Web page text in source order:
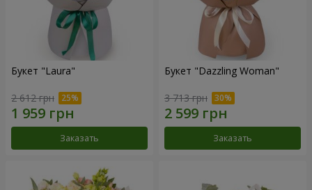
Букет "Laura"
2 612 грн
Заказать
Букет "Dazzling Woman"
3 713 грн
Заказать